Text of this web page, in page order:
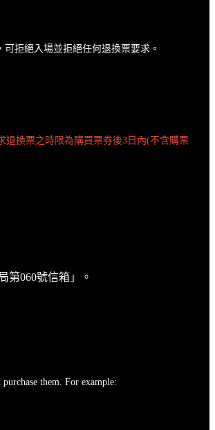
拒絕入場並拒絕任何退換票要求。
退換票之時限為購買票券後3日內(不含購票
第060號信箱」。
them. For example: